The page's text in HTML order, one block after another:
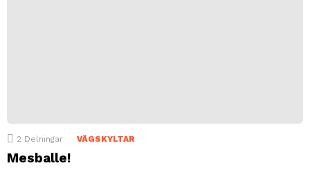
2 Delningar VÄGSKYLTAR
Mesballe!